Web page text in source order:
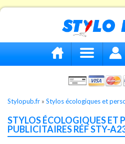
Stylopub.fr » Stylos écologiques et
STYLOS ÉCOLOGIQUES ET
PUBLICITAIRES RÉF STY-